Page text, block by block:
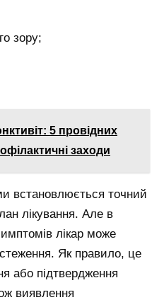
зору;
5 провідних
заходи
встановлюється точний
лікування. Але в
лікар може
Як правило, це
або підтвердження
виявлення